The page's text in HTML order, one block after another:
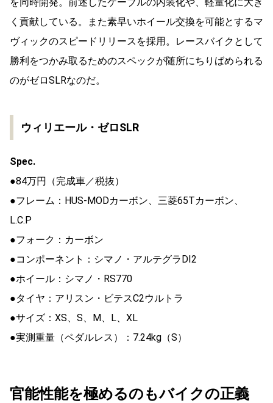
く貢献している。また素早いホイール交換を可能とするマ
ヴィックのスピードリリースを採用。レースバイクとして
勝利をつかみ取るためのスペックが随所にちりばめられる
のがゼロSLRなのだ。
ウィリエール・ゼロSLR
Spec.
●84万円（完成車／税抜）
●フレーム：HUS-MODカーボン、三菱65Tカーボン、
L.C.P
●フォーク：カーボン
●コンポーネント：シマノ・アルテグラDI2
●ホイール：シマノ・RS770
●タイヤ：アリスン・ビテスC2ウルトラ
●サイズ：XS、S、M、L、XL
●実測重量（ペダルレス）：7.24kg（S）
官能性能を極めるのもバイクの正義